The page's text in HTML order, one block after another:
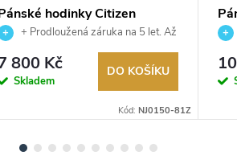
hodinky Citizen
81Z
+ Prodloužená záruka na 5 let. Až
100 dní na vrácení zboží. Autorizovaný
prodejce.
800 Kč
Skladem
DO KOŠÍKU
Kód: NJ0150-81Z